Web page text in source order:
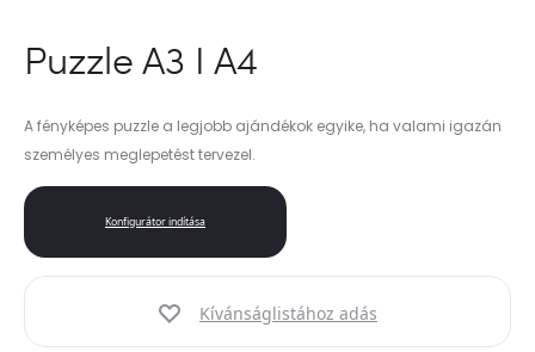
Puzzle A3 I A4
A fényképes puzzle a legjobb ajándékok egyike, ha valami igazán
személyes meglepetést tervezel.
Konfigurátor indítása
Kívánságlistához adás